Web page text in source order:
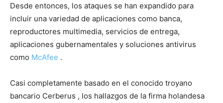
Desde entonces, los ataques se han expandido para
incluir una variedad de aplicaciones como banca,
reproductores multimedia, servicios de entrega,
aplicaciones gubernamentales y soluciones antivirus
como McAfee .
Casi completamente basado en el conocido troyano
bancario Cerberus , los hallazgos de la firma holandesa